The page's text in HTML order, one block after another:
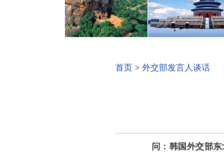
首页 > 外交部发言人谈话
问：韩国外交部